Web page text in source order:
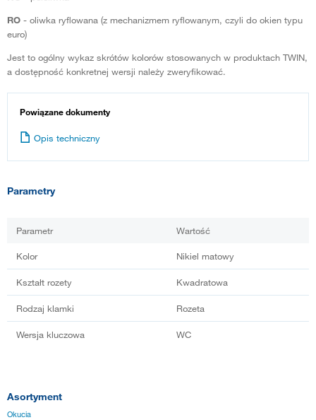
RO - oliwka ryflowana (z mechanizmem ryflowanym, czyli do okien typu
euro)
Jest to ogólny wykaz skrótów kolorów stosowanych w produktach TWIN,
a dostępność konkretnej wersji należy zweryfikować.
Powiązane dokumenty
Opis techniczny
Parametry
Parametr Wartość
Kolor Nikiel matowy
Kształt rozety Kwadratowa
Rodzaj klamki Rozeta
Wersja kluczowa WC
Asortyment
Okucia